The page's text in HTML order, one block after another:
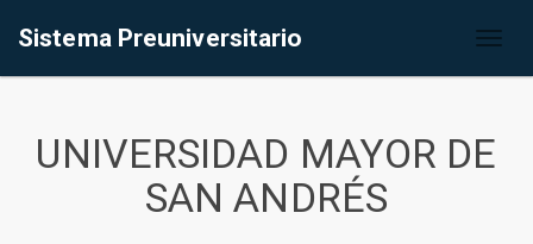
Sistema Preuniversitario
UNIVERSIDAD MAYOR DE
SAN ANDRÉS